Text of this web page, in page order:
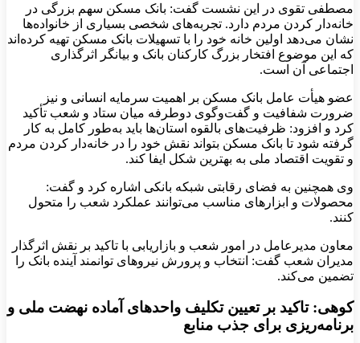
مصطفی تقوی در این نشست گفت: بانک مسکن سهم بزرگی در
خانه‌دار کردن مردم دارد. تجربه‌های شخصی بسیاری از خانواده‌ها
نشان می‌دهد اولین خانه خود را با تسهیلات بانک مسکن تهیه کرده‌اند
که این موضوع افتخار بزرگ کارکنان بانک و بیانگر اثرگذاری
اجتماعی آن است.
عضو هیأت عامل بانک مسکن بر اهمیت سرمایه انسانی و نیز
ضرورت شفافیت و گفت‌وگوی دوطرفه میان ستاد و شعب تأکید
کرد و افزود: ظرفیت‌های بالقوه استان‌ها باید به‌طور کامل به کار
گرفته شود تا بانک مسکن بتواند نقش خود را در خانه‌دار کردن مردم
و تقویت اقتصاد ملی به بهترین شکل ایفا کند.
وی همچنین به فضای رقابتی شبکه بانکی اشاره کرد و گفت:
محصولات و ابزارهای مناسب می‌توانند عملکرد شعب را متحول
کنند.
معاون مدیرعامل در امور شعب و بازاریابی با تاکید بر نقش اثرگذار
مدیران شعب گفت: انتخاب و پرورش نیروهای توانمند آینده بانک را
تضمین می‌کند.
کوهی: تاکید بر تعیین تکلیف واحدهای آماده نهضت ملی و
برنامه‌ریزی برای جذب منابع